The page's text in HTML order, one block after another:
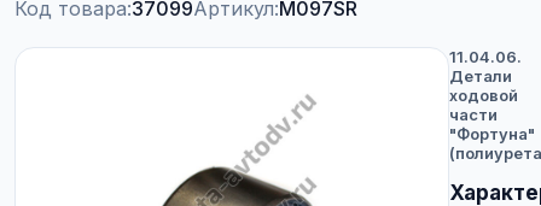
Код товара:37099Артикул:M097SR
11.04.06.
Детали
ходовой
части
"Фортуна"